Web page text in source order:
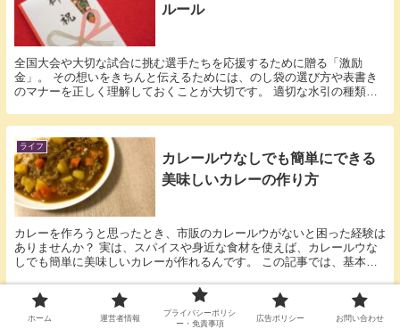
ルール
全国大会や大切な試合に挑む選手たちを応援するために贈る「激励
金」。 その想いをきちんと伝えるためには、のし袋の選び方や表書き
のマナーを正しく理解しておくことが大切です。 適切な水引の種類や
ライフ
カレールウなしでも簡単にできる
美味しいカレーの作り方
カレーを作ろうと思ったとき、市販のカレールウがないと困った経験は
ありませんか？ 実は、スパイスや身近な食材を使えば、カレールウな
しでも簡単に美味しいカレーが作れるんです。 この記事では、基本の
ライフ
ホーム 運営者情報
プライバシーポリシ
ー・免責事項
広告ポリシー お問い合わせ